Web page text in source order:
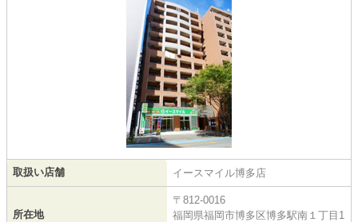
取扱い店舗 イースマイル博多店
所在地
〒812-0016
福岡県福岡市博多区博多駅南１丁目1